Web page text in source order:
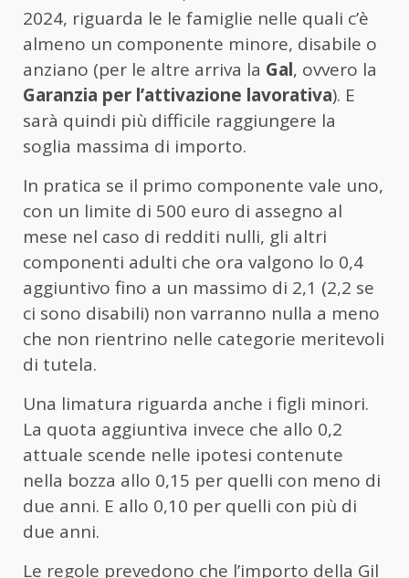
2024, riguarda le le famiglie nelle quali c’è
almeno un componente minore, disabile o
anziano (per le altre arriva la Gal, ovvero la
Garanzia per l’attivazione lavorativa). E
sarà quindi più difficile raggiungere la
soglia massima di importo.
In pratica se il primo componente vale uno,
con un limite di 500 euro di assegno al
mese nel caso di redditi nulli, gli altri
componenti adulti che ora valgono lo 0,4
aggiuntivo fino a un massimo di 2,1 (2,2 se
ci sono disabili) non varranno nulla a meno
che non rientrino nelle categorie meritevoli
di tutela.
Una limatura riguarda anche i figli minori.
La quota aggiuntiva invece che allo 0,2
attuale scende nelle ipotesi contenute
nella bozza allo 0,15 per quelli con meno di
due anni. E allo 0,10 per quelli con più di
due anni.
Le regole prevedono che l’importo della Gil